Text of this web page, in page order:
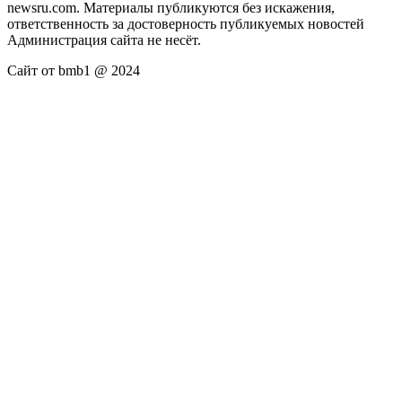
newsru.com. Материалы публикуются без искажения,
ответственность за достоверность публикуемых новостей
Администрация сайта не несёт.
Сайт от bmb1 @ 2024